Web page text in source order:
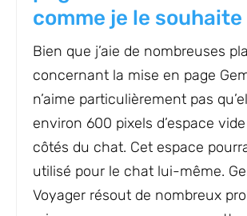
comme je le souhaite
Bien que j’aie de nombreuses
concernant la mise en page
n’aime particulièrement pas
environ 600 pixels d’espace
côtés du chat. Cet espace
utilisé pour le chat lui-même.
Voyager résout de nombreux